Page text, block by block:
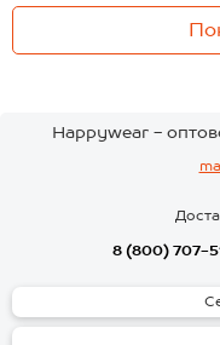
Happywear -
8 (800) 707-